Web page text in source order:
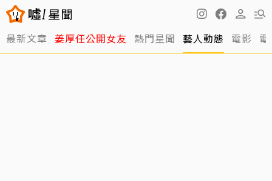
最新文章 姜厚任公開女友 熱門星聞 藝人動態 電影